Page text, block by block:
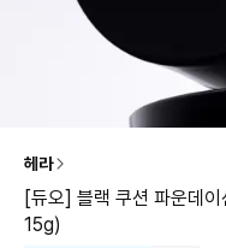
헤라
[듀오] 블랙 쿠션 파운데
15g)